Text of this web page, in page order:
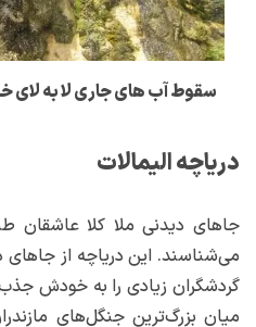
سقوط آب های جاری لا به لای
دریاچه الیمالات
جاهای دیدنی ملا کلا عاشقان
می‌شناسند‌. این دریاچه از جاهای
گردشگران زیادی را به خودش جذب
میان بزرگ‌ترین جنگل‌های